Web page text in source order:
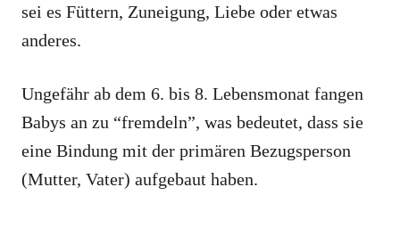
sei es Füttern, Zuneigung, Liebe oder etwas
anderes.
Ungefähr ab dem 6. bis 8. Lebensmonat fangen
Babys an zu “fremdeln”, was bedeutet, dass sie
eine Bindung mit der primären Bezugsperson
(Mutter, Vater) aufgebaut haben.